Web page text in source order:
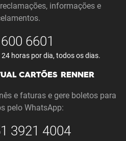
informações e
6601
horas por dia, todos os dias.
CARTÕES RENNER
e faturas e gere boletos para
pelo WhatsApp:
3921 4004